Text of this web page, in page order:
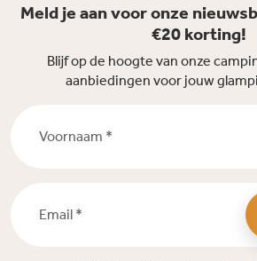
Meld je aan voor onze
€20 korting!
Blijf op de hoogte van onze
aanbiedingen voor jouw